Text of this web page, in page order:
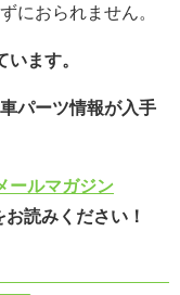
におられません。
ます。
パーツ情報が入手
ールマガジン
お読みください！